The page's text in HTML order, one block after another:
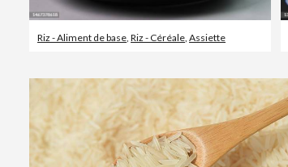
Riz - Aliment de base, Riz - Céréale, Assiette